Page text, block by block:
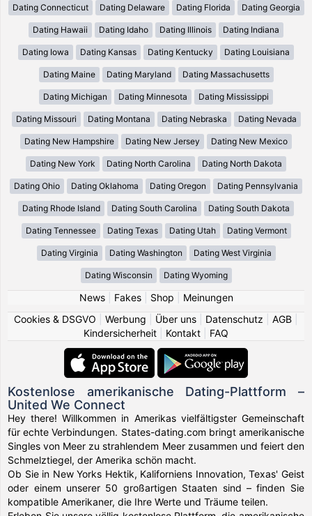
Dating Connecticut Dating Delaware Dating Florida Dating Georgia
Dating Hawaii Dating Idaho Dating Illinois Dating Indiana
Dating Iowa Dating Kansas Dating Kentucky Dating Louisiana
Dating Maine Dating Maryland Dating Massachusetts
Dating Michigan Dating Minnesota Dating Mississippi
Dating Missouri Dating Montana Dating Nebraska Dating Nevada
Dating New Hampshire Dating New Jersey Dating New Mexico
Dating New York Dating North Carolina Dating North Dakota
Dating Ohio Dating Oklahoma Dating Oregon Dating Pennsylvania
Dating Rhode Island Dating South Carolina Dating South Dakota
Dating Tennessee Dating Texas Dating Utah Dating Vermont
Dating Virginia Dating Washington Dating West Virginia
Dating Wisconsin Dating Wyoming
News| Fakes| Shop
Meinungen
Cookies & DSGVO
Werbung Über uns Datenschutz AGB
Kindersicherheit
Kontakt FAQ
Kostenlose amerikanische Dating-Plattform –
United We Connect
Hey there! Willkommen in Amerikas vielfältigster Gemeinschaft
für echte Verbindungen. States-dating.com bringt amerikanische
Singles von Meer zu strahlendem Meer zusammen und feiert den
Schmelztiegel, der Amerika schön macht.
Ob Sie in New Yorks Hektik, Kaliforniens Innovation, Texas' Geist
oder einem unserer 50 großartigen Staaten sind – finden Sie
kompatible Amerikaner, die Ihre Werte und Träume teilen.